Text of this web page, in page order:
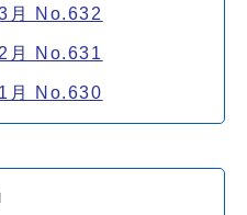
月 No.632
月 No.631
月 No.630